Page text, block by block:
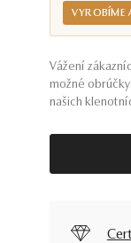
VYROBÍME
Vážení
možné
našich